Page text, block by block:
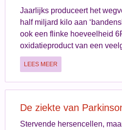
Jaarlijks produceert het
half miljard kilo aan
ook een flinke hoeveelheid
oxidatieproduct van een
LEES MEER
De ziekte van
Stervende hersencellen,